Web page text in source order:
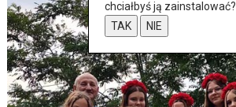
chciałbyś ją zainstalować?
TAK
NIE